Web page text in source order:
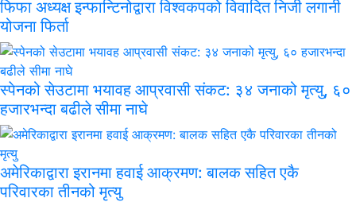
फिफा अध्यक्ष इन्फान्टिनोद्वारा विश्वकपको विवादित निजी लगानी
योजना फिर्ता
स्पेनको सेउटामा भयावह आप्रवासी संकट: ३४ जनाको मृत्यु, ६०
हजारभन्दा बढीले सीमा नाघे
अमेरिकाद्वारा इरानमा हवाई आक्रमण: बालक सहित एकै
परिवारका तीनको मृत्यु